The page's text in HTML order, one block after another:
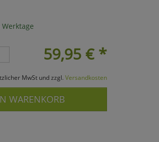
59,95 €*
MwSt und zzgl. Versandkosten
WARENKORB